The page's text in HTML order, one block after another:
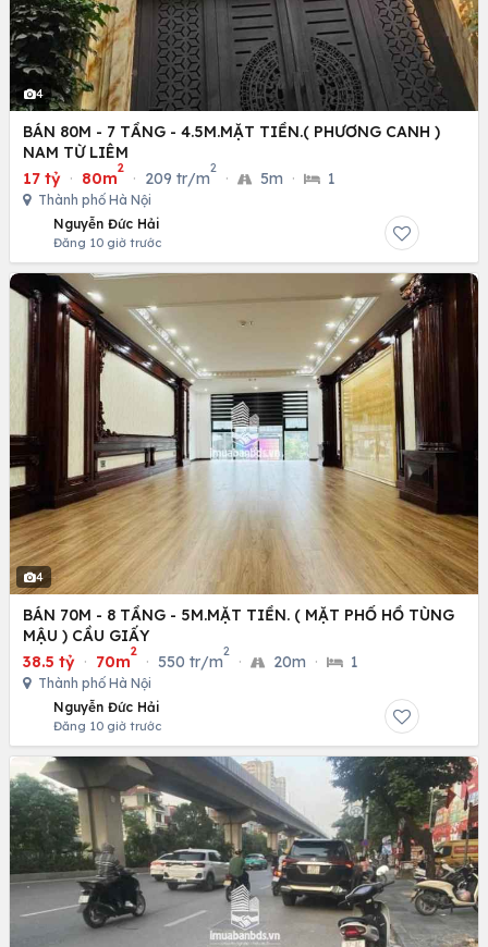
4
BÁN 80M - 7 TẦNG - 4.5M.MẶT TIỀN.( PHƯƠNG CANH )
NAM TỪ LIÊM
17 tỷ · 80m
2
· 209 tr/m
2
· 5m · 1
Thành phố Hà Nội
Nguyễn Đức Hải
Đăng 10 giờ trước
4
BÁN 70M - 8 TẦNG - 5M.MẶT TIỀN. ( MẶT PHỐ HỒ TÙNG
MẬU ) CẦU GIẤY
38.5 tỷ · 70m
2
· 550 tr/m
2
· 20m · 1
Thành phố Hà Nội
Nguyễn Đức Hải
Đăng 10 giờ trước